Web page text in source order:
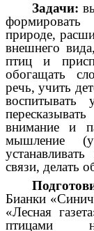
Задачи:
природе,
внешнего
птиц и
обогащать
речь, учить
воспитывать
внимание и
мышление
связи, делать
Бианки
«Лесная
птицами